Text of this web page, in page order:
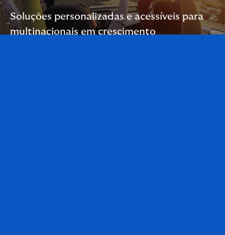
Soluções personalizadas e acessíveis para
multinacionais em crescimento